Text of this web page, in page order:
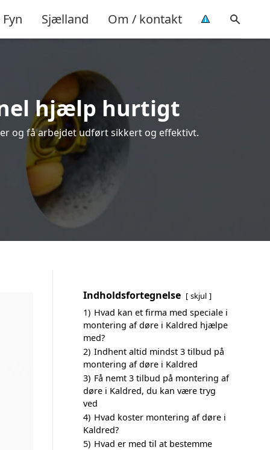
Fyn Sjælland Om / kontakt
hjælp hurtigt
og få arbejdet udført sikkert og effektivt.
Indholdsfortegnelse skjul
1) Hvad kan et firma med speciale i
montering af døre i Kaldred hjælpe
med?
2) Indhent altid mindst 3 tilbud på
montering af døre i Kaldred
3) Få nemt 3 tilbud på montering af
døre i Kaldred, du kan være tryg
ved
4) Hvad koster montering af døre i
Kaldred?
5) Hvad er med til at bestemme